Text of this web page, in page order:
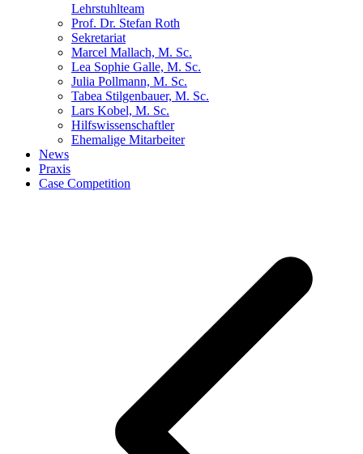
Lehrstuhlteam
Prof. Dr. Stefan Roth
Sekretariat
Marcel Mallach, M. Sc.
Lea Sophie Galle, M. Sc.
Julia Pollmann, M. Sc.
Tabea Stilgenbauer, M. Sc.
Lars Kobel, M. Sc.
Hilfswissenschaftler
Ehemalige Mitarbeiter
News
Praxis
Case Competition